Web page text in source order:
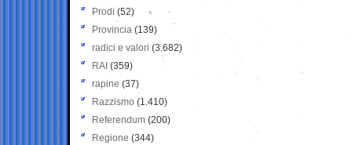
Prodi (52)
Provincia (139)
radici e valori (3.682)
RAI (359)
rapine (37)
Razzismo (1.410)
Referendum (200)
Regione (344)